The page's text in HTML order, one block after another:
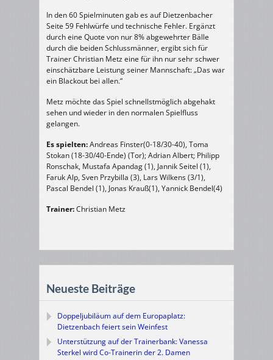
In den 60 Spielminuten gab es auf Dietzenbacher
Seite 59 Fehlwürfe und technische Fehler. Ergänzt
durch eine Quote von nur 8% abgewehrter Bälle
durch die beiden Schlussmänner, ergibt sich für
Trainer Christian Metz eine für ihn nur sehr schwer
einschätzbare Leistung seiner Mannschaft: „Das war
ein Blackout bei allen.“
Metz möchte das Spiel schnellstmöglich abgehakt
sehen und wieder in den normalen Spielfluss
gelangen.
Es spielten:Andreas Finster(0-18/30-40), Toma
Stokan (18-30/40-Ende) (Tor); Adrian Albert; Philipp
Ronschak, Mustafa Apandag (1), Jannik Seitel (1),
Faruk Alp, Sven Przybilla (3), Lars Wilkens (3/1),
Pascal Bendel (1), Jonas Krauß(1), Yannick Bendel(4)
Trainer:Christian Metz
Neueste Beiträge
Doppeljubiläum auf dem Europaplatz:
Dietzenbach feiert sein Weinfest
Unterstützung auf der Trainerbank: Vanessa
Sterkel wird Co-Trainerin der 2. Damen